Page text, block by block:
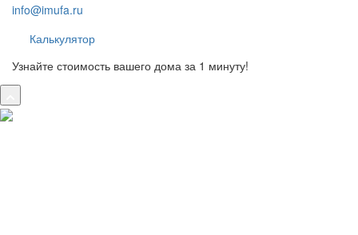
info@imufa.ru
Калькулятор
Узнайте стоимость вашего дома за 1 минуту!